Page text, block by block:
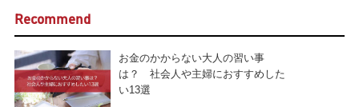
Recommend
お金のかからない大人の習い事
は？ 社会人や主婦におすすめした
い13選